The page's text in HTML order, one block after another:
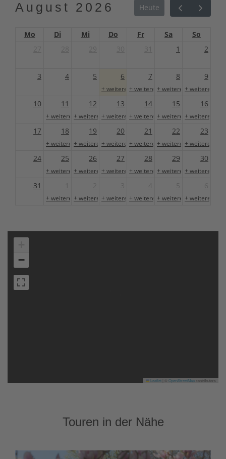
August 2026 Heute
Mo Di Mi Do Fr Sa
So
1 2
3 4 5 6
+ weitere 1
7
+ weitere 1
8
+ weitere 1
9
+ weitere 1
10 11
+ weitere 1
12
+ weitere 1
13
+ weitere 1
14
+ weitere 1
15
+ weitere 1
16
+ weitere 1
17 18
+ weitere 1
19
+ weitere 1
20
+ weitere 1
21
+ weitere 1
22
+ weitere 1
23
+ weitere 1
24 25
+ weitere 1
26
+ weitere 1
27
+ weitere 1
28
+ weitere 1
29
+ weitere 1
30
+ weitere 1
31
+ weitere 1+ weitere 1+ weitere 1+ weitere 1+ weitere 1+ weitere 1
−
Leaflet OpenStreetMapcontributors
Touren in der Nähe